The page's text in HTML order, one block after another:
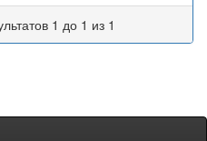
1 до 1 из 1